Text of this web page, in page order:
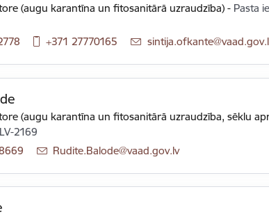
(augu karantīna un fitosanitārā uzraudzība) - Pasta
+371 27770165 E-pasts:
(augu karantīna un fitosanitārā uzraudzība, sēklu
2169
E-pasts:
Rudite.Balode@vaad.gov.lv